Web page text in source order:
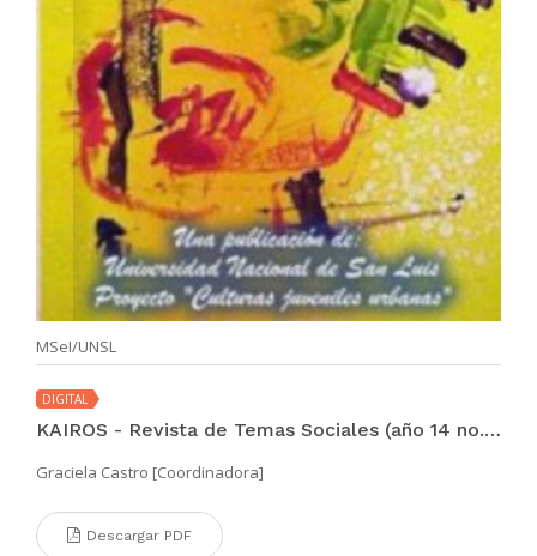
MSeI/UNSL
DIGITAL
KAIROS - Revista de Temas Sociales (año 14 no. 26 nov 2010)
Graciela Castro [Coordinadora]
Descargar PDF